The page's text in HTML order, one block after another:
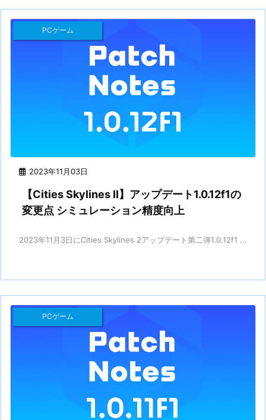
2023年11月03日
PCゲーム
【Cities Skylines II】アップデート1.0.12f1の
変更点 シミュレーション精度向上
2023年11月3日にCities Skylines 2アップデート第二弾1.0.12f1 ...
PCゲーム